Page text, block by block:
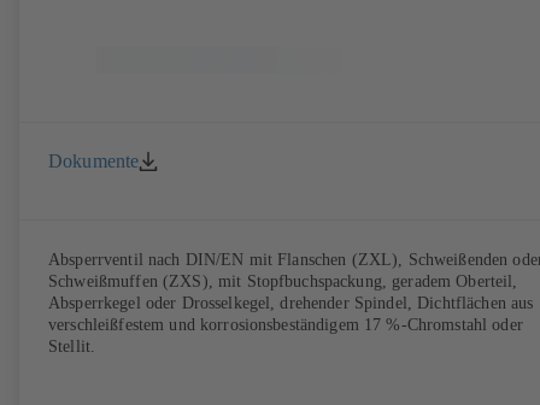
Dokumente
Absperrventil nach DIN/EN mit Flanschen (ZXL), Schweißenden
Schweißmuffen (ZXS), mit Stopfbuchspackung, geradem Oberteil,
Absperrkegel oder Drosselkegel, drehender Spindel, Dichtflächen aus
verschleißfestem und korrosionsbeständigem 17 %-Chromstahl oder
Stellit.